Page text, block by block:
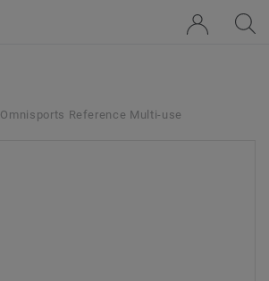
Reference Multi-use